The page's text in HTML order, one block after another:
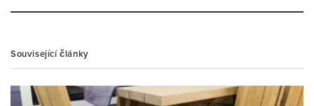
Související články